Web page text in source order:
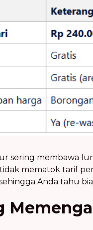
sering membawa
mematok tarif
Anda tahu